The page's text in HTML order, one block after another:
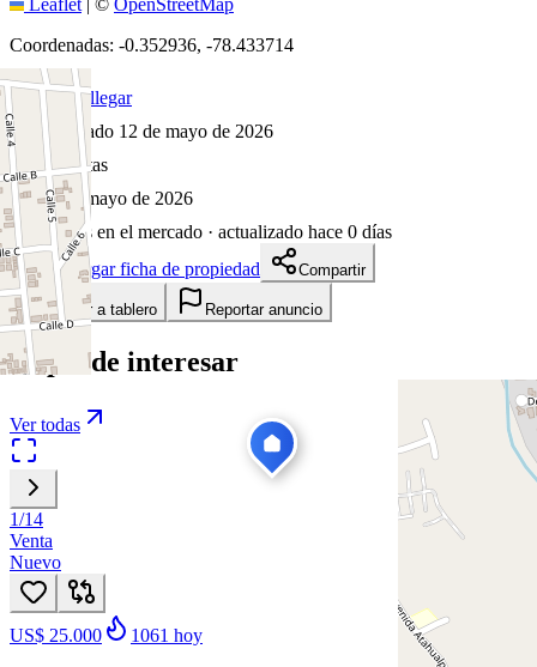
Leaflet © OpenStreetMap
Coordenadas: -0.352936, -78.433714
Cómo llegar
Publicado 12 de mayo de 2026
11visitas
12 de mayo de 2026
90 días en el mercado · actualizado hace 0 días
Descargar ficha de propiedad
Compartir
Añadir a tablero Reportar anuncio
Te puede interesar
Ver todas
1/14
Venta
Nuevo
US$ 25.000 1061 hoy